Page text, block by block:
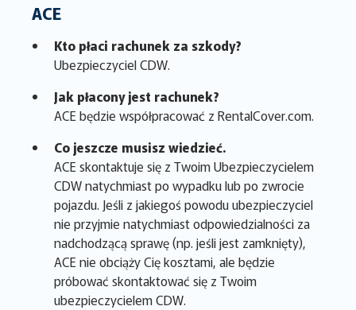
ACE
Kto płaci rachunek za szkody?
Ubezpieczyciel CDW.
Jak płacony jest rachunek?
ACE będzie współpracować z RentalCover.com.
Co jeszcze musisz wiedzieć.
ACE skontaktuje się z Twoim Ubezpieczycielem
CDW natychmiast po wypadku lub po zwrocie
pojazdu. Jeśli z jakiegoś powodu ubezpieczyciel
nie przyjmie natychmiast odpowiedzialności za
nadchodzącą sprawę (np. jeśli jest zamknięty),
ACE nie obciąży Cię kosztami, ale będzie
próbować skontaktować się z Twoim
ubezpieczycielem CDW.